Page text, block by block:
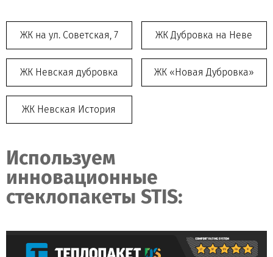
ЖК на ул. Советская, 7 ЖК Дубровка на Неве
ЖК Невская дубровка ЖК «Новая Дубровка»
ЖК Невская История
Используем
инновационные
стеклопакеты STIS: